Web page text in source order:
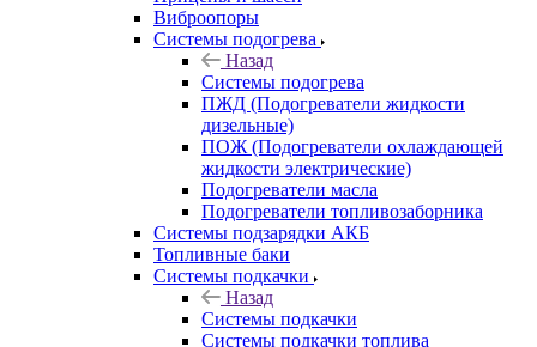
Виброопоры
Системы подогрева
Назад
Системы подогрева
ПЖД (Подогреватели жидкости
дизельные)
ПОЖ (Подогреватели охлаждающей
жидкости электрические)
Подогреватели масла
Подогреватели топливозаборника
Системы подзарядки АКБ
Топливные баки
Системы подкачки
Назад
Системы подкачки
Системы подкачки топлива